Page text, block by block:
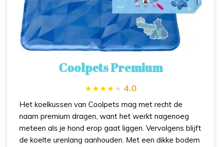
Coolpets Premium
4.0
Het koelkussen van Coolpets mag met recht de
naam premium dragen, want het werkt nagenoeg
meteen als je hond erop gaat liggen. Vervolgens blijft
de koelte urenlang aanhouden. Met een dikke bodem